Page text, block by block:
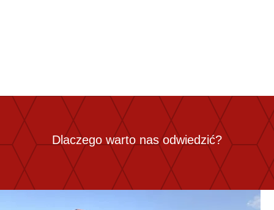
Dlaczego warto nas odwiedzić?